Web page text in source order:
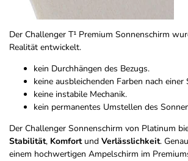
Der Challenger T¹ Premium Sonnenschirm
Realität entwickelt.
kein Durchhängen des Bezugs.
keine ausbleichenden Farben nach einer
keine instabile Mechanik.
kein permanentes Umstellen des
Der Challenger Sonnenschirm von Platinum
Stabilität, Komfortund Verlässlichkeit.
einem hochwertigen Ampelschirm im